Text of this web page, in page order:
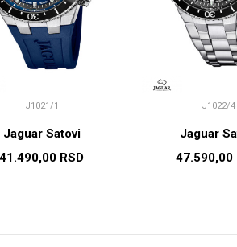
J1021/1
Jaguar Satovi
41.490,00 RSD
J1022/4
Jaguar
47.590,00